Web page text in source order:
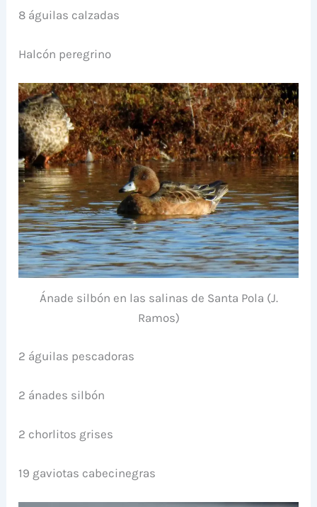
8 águilas calzadas
Halcón peregrino
Ánade silbón en las salinas de Santa Pola (J.
Ramos)
2 águilas pescadoras
2 ánades silbón
2 chorlitos grises
19 gaviotas cabecinegras